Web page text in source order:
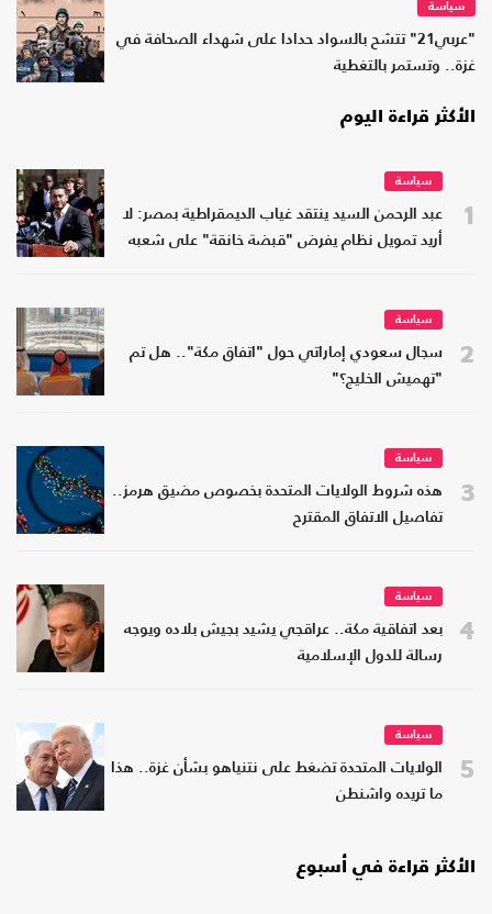
سياسة
"عربي21" تتشح بالسواد حدادا على شهداء الصحافة في
غزة.. وتستمر بالتغطية
الأكثر قراءة اليوم
1
سياسة
عبد الرحمن السيد ينتقد غياب الديمقراطية بمصر: لا
أريد تمويل نظام يفرض "قبضة خانقة" على شعبه
2
سياسة
سجال سعودي إماراتي حول "اتفاق مكة".. هل تم
"تهميش الخليج؟"
3
سياسة
هذه شروط الولايات المتحدة بخصوص مضيق هرمز..
تفاصيل الاتفاق المقترح
4
سياسة
بعد اتفاقية مكة.. عراقجي يشيد بجيش بلاده ويوجه
رسالة للدول الإسلامية
5
سياسة
الولايات المتحدة تضغط على نتنياهو بشأن غزة.. هذا
ما تريده واشنطن
الأكثر قراءة في أسبوع